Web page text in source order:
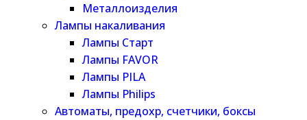
Металлоизделия
Лампы накаливания
Лампы Старт
Лампы FAVOR
Лампы PILA
Лампы Philips
Автоматы, предохр, счетчики, боксы